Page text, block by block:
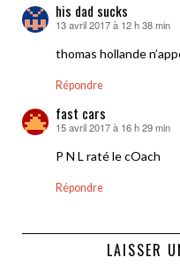
his dad sucks
dit :
13 avril 2017 à 12 h 38 min
thomas hollande
Répondre
fast cars
dit :
15 avril 2017 à 16 h 29 min
P N L raté le cOach
Répondre
LAISSER